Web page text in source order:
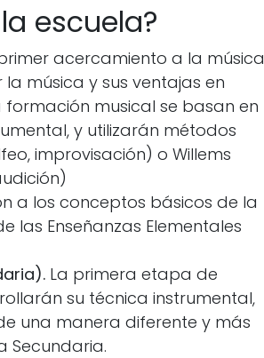
escuela?
acercamiento a la música
música y sus ventajas en
musical se basan en
y utilizarán métodos
improvisación) o Willems
a los conceptos básicos de la
las Enseñanzas Elementales
La primera etapa de
su técnica instrumental,
una manera diferente y más
Secundaria.